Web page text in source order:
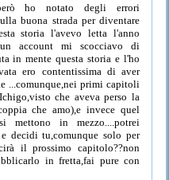
ho notato degli errori
buona strada per diventare
storia l'avevo letta l'anno
account mi scocciavo di
in mente questa storia e l'ho
ero contentissima di aver
...comunque,nei primi capitoli
che aveva perso la
che amo),e invece quel
mettono in mezzo....potrei
decidi tu,comunque solo per
il prossimo capitolo??non
in fretta,fai pure con